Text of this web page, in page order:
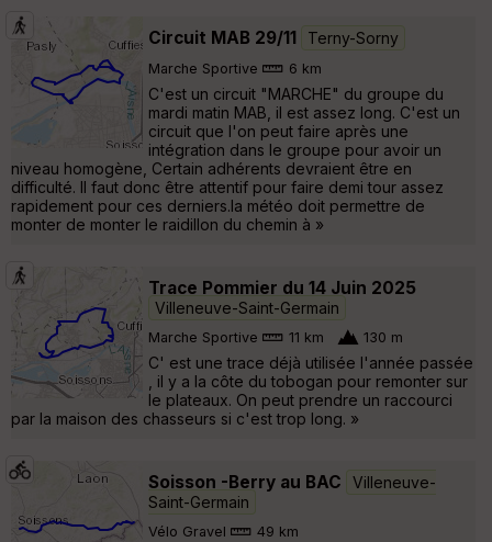
Circuit MAB 29/11 Terny-Sorny
Marche Sportive 6 km
C'est un circuit "MARCHE" du groupe du
mardi matin MAB, il est assez long. C'est un
circuit que l'on peut faire après une
intégration dans le groupe pour avoir un
niveau homogène, Certain adhérents devraient être en
difficulté. Il faut donc être attentif pour faire demi tour assez
rapidement pour ces derniers.la météo doit permettre de
monter de monter le raidillon du chemin à »
Trace Pommier du 14 Juin 2025
Villeneuve-Saint-Germain
Marche Sportive 11 km 130 m
C' est une trace déjà utilisée l'année passée
, il y a la côte du tobogan pour remonter sur
le plateaux. On peut prendre un raccourci
par la maison des chasseurs si c'est trop long. »
Soisson -Berry au BAC
Villeneuve-
Saint-Germain
Vélo Gravel 49 km